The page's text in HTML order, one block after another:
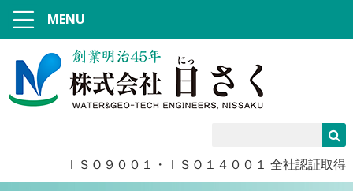
ＩＳＯ９００１・ＩＳＯ１４００１ 全社認証取得
MENU